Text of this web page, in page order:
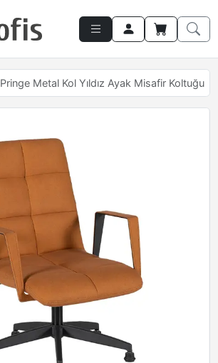
Pringe Metal Kol Yıldız Ayak Misafir Koltuğu